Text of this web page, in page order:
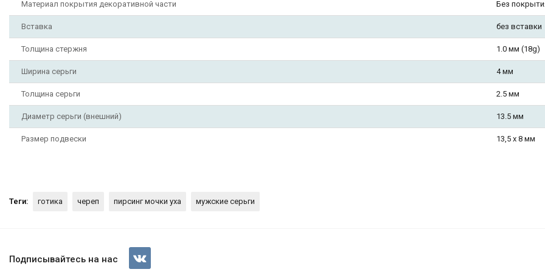
Материал покрытия декоративной части Без
Вставка без вставки
Толщина стержня 1.0 мм (18g)
Ширина серьги 4 мм
Толщина серьги 2.5 мм
Диаметр серьги (внешний) 13.5 мм
Размер подвески 13,5 х 8 мм
Теги: готика череп пирсинг мочки уха мужские серьги
Серьги-кликеры с подвеской Череп. Пара. SK5804-2
Подписывайтесь на нас